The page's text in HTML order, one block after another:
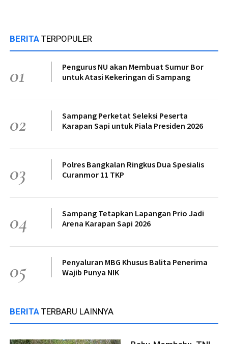
BERITA TERPOPULER
01
Pengurus NU akan Membuat Sumur Bor
untuk Atasi Kekeringan di Sampang
02
Sampang Perketat Seleksi Peserta
Karapan Sapi untuk Piala Presiden 2026
03
Polres Bangkalan Ringkus Dua Spesialis
Curanmor 11 TKP
04
Sampang Tetapkan Lapangan Prio Jadi
Arena Karapan Sapi 2026
05
Penyaluran MBG Khusus Balita Penerima
Wajib Punya NIK
BERITA TERBARU LAINNYA